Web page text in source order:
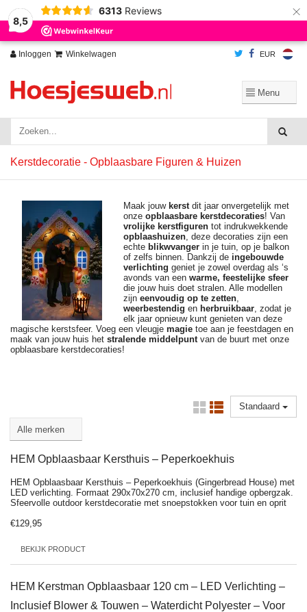
8,5
6313 Reviews ×
Inloggen Winkelwagen EUR
Kerstdecoratie - Opblaasbare Figuren & Huizen
Maak jouw kerstdit jaar onvergetelijk met
onze opblaasbare kerstdecoraties! Van
vrolijke kerstfiguren tot indrukwekkende
opblaashuizen, deze decoraties zijn een
echte blikwvanger in je tuin, op je balkon
of zelfs binnen. Dankzij de ingebouwde
verlichting geniet je zowel overdag als ‘s
avonds van een warme, feestelijke sfeer
die jouw huis doet stralen. Alle modellen
zijn eenvoudig op te zetten,
weerbestendig en herbruikbaar, zodat je
elk jaar opnieuw kunt genieten van deze
magische kerstsfeer. Voeg een vleugje magie toe aan je feestdagen en
maak van jouw huis het stralende middelpuntvan de buurt met onze
opblaasbare kerstdecoraties!
Standaard
HEM Opblaasbaar Kersthuis – Peperkoekhuis
HEM Opblaasbaar Kersthuis – Peperkoekhuis (Gingerbread House) met
LED verlichting. Formaat 290x70x270 cm, inclusief handige opbergzak.
Sfeervolle outdoor kerstdecoratie met snoepstokken voor tuin en oprit
€129,95
BEKIJK PRODUCT
HEM Kerstman Opblaasbaar 120 cm – LED Verlichting –
Inclusief Blower & Touwen – Waterdicht Polyester – Voor
Wij slaan cookies op om onze website te verbeteren. Is dat akkoord?
Ja
Nee